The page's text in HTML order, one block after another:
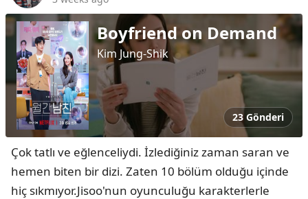
Boyfriend on Demand
Kim Jung-Shik
23 Gönderi
Çok tatlı ve eğlenceliydi. İzlediğiniz zaman saran ve
hemen biten bir dizi. Zaten 10 bölüm olduğu içinde
hiç sıkmıyor.Jisoo'nun oyunculuğu karakterlerle